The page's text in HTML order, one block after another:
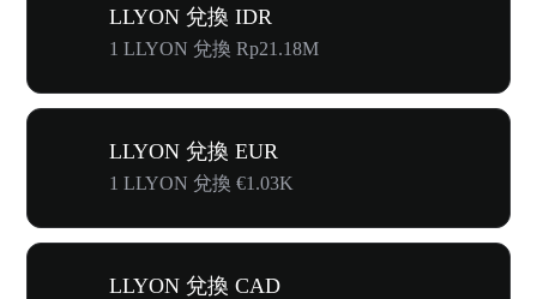
LLYON 兌換 IDR
1 LLYON 兌換 Rp21.18M
LLYON 兌換 EUR
1 LLYON 兌換 €1.03K
LLYON 兌換 CAD